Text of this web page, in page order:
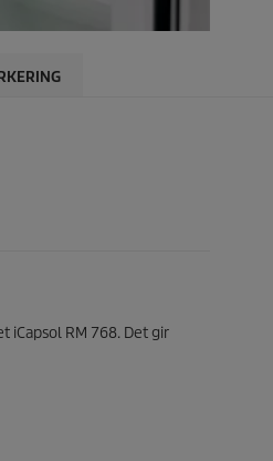
RM 768. Det gir